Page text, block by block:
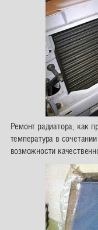
Ремонт радиатора, как
температура в
возможности